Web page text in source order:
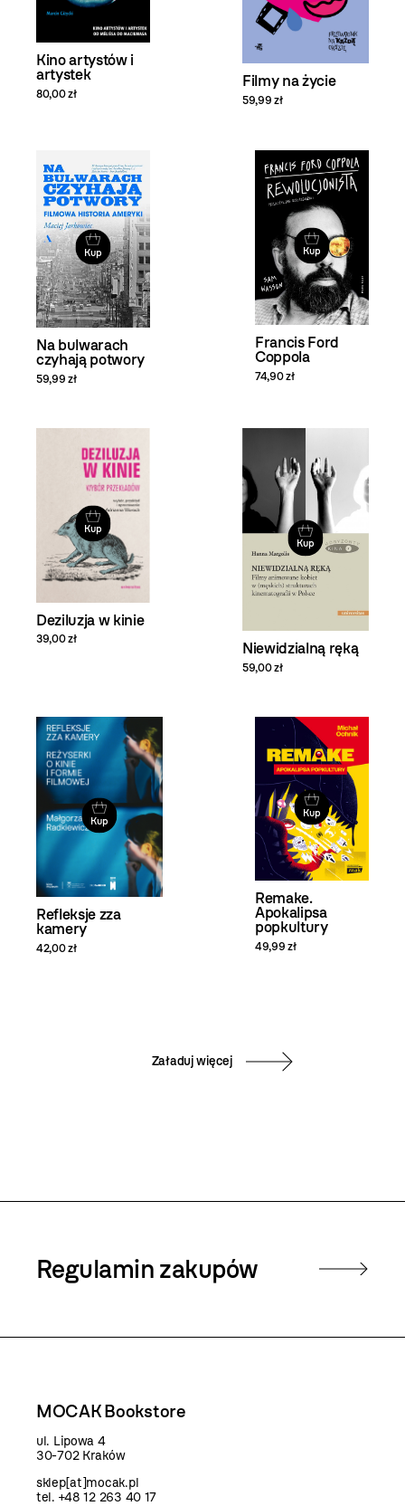
Kino artystów i
artystek
80,00 zł
Filmy na życie
59,99 zł
Kup
Na bulwarach
czyhają potwory
59,99 zł
Kup
Francis Ford
Coppola
74,90 zł
Kup
Deziluzja w kinie
39,00 zł
Kup
Niewidzialną ręką
59,00 zł
Kup
Refleksje zza
kamery
42,00 zł
Kup
Remake.
Apokalipsa
popkultury
49,99 zł
Załaduj więcej
Regulamin zakupów
MOCAK Bookstore
ul. Lipowa 4
30-702 Kraków
sklep[at]mocak.pl
tel. +48 12 263 40 17